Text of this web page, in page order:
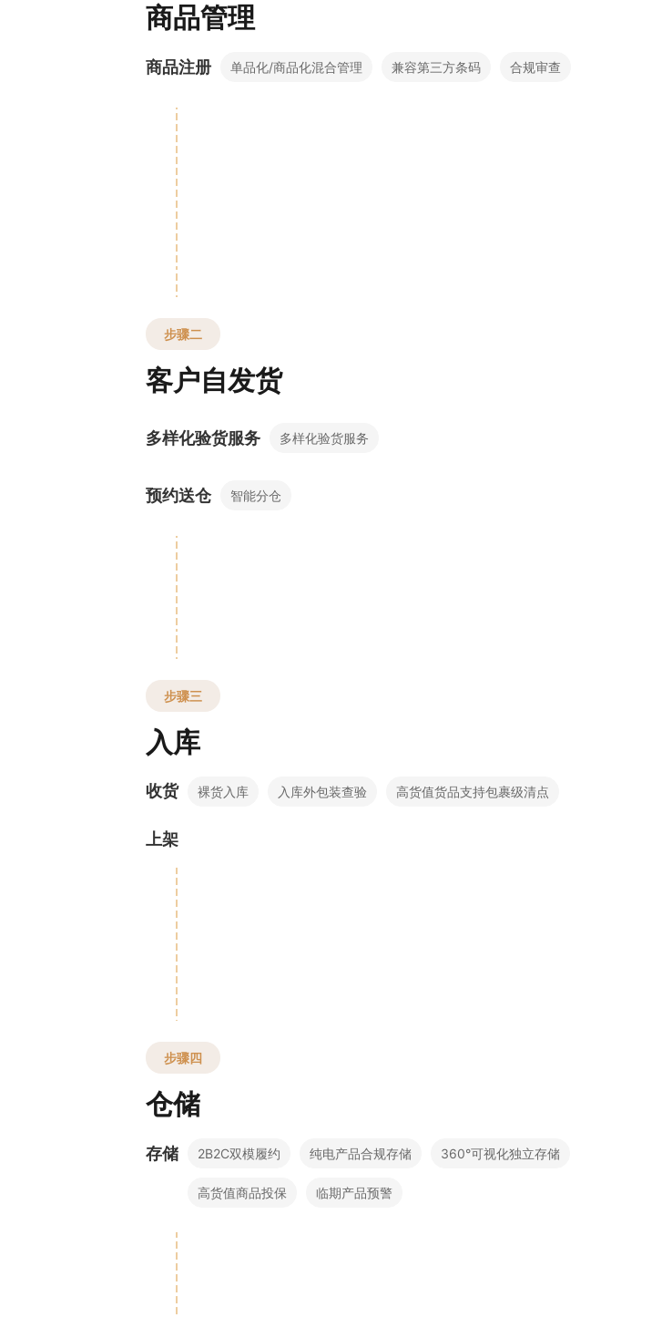
商品管理
商品注册 单品化/商品化混合管理 兼容第三方条码 合规审查
步骤二
客户自发货
多样化验货服务 多样化验货服务
预约送仓 智能分仓
步骤三
入库
收货 裸货入库 入库外包装查验 高货值货品支持包裹级清点
上架
步骤四
仓储
存储 2B2C双模履约 纯电产品合规存储 360°可视化独立存储
高货值商品投保 临期产品预警